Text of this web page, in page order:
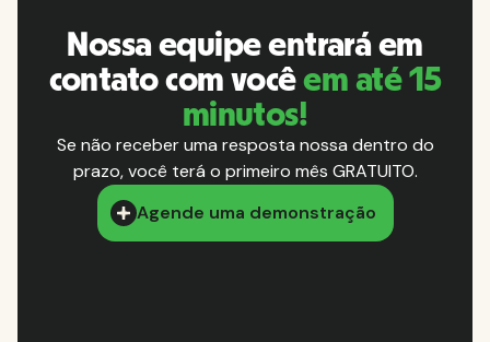
Nossa equipe entrará em
contato com vocêem até 15
minutos!
Se não receber uma resposta nossa dentro do
prazo, você terá o primeiro mês GRATUITO.
Agende uma demonstração